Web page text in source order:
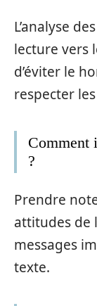
L’analyse
lecture vers
d’éviter le
respecter
Comment
?
Prendre
attitudes de
messages
texte.